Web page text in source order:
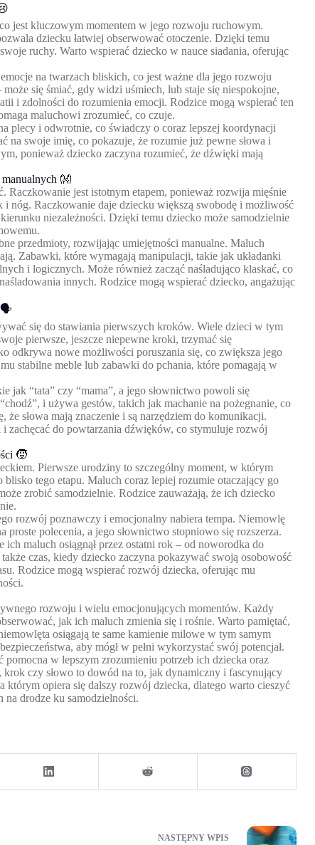
jest kluczowym momentem w jego rozwoju ruchowym.
dziecku łatwiej obserwować otoczenie. Dzięki temu
ruchy. Warto wspierać dziecko w nauce siadania, oferując
na twarzach bliskich, co jest ważne dla jego rozwoju
się śmiać, gdy widzi uśmiech, lub staje się niespokojne,
i zdolności do rozumienia emocji. Rodzice mogą wspierać ten
maluchowi zrozumieć, co czuje.
plecy i odwrotnie, co świadczy o coraz lepszej koordynacji
swoje imię, co pokazuje, że rozumie już pewne słowa i
ponieważ dziecko zaczyna rozumieć, że dźwięki mają
👐
Raczkowanie jest istotnym etapem, ponieważ rozwija mięśnie
i nóg. Raczkowanie daje dziecku większą swobodę i możliwość
niezależności. Dzięki temu dziecko może samodzielnie
przedmioty, rozwijając umiejętności manualne. Maluch
Zabawki, które wymagają manipulacji, takie jak układanki
i logicznych. Może również zacząć naśladująco klaskać, co
innych. Rodzice mogą wspierać dziecko, angażując
🗣️
się do stawiania pierwszych kroków. Wiele dzieci w tym
pierwsze, jeszcze niepewne kroki, trzymać się
odkrywa nowe możliwości poruszania się, co zwiększa jego
stabilne meble lub zabawki do pchania, które pomagają w
jak “tata” czy “mama”, a jego słownictwo powoli się
i używa gestów, takich jak machanie na pożegnanie, co
że słowa mają znaczenie i są narzędziem do komunikacji.
zachęcać do powtarzania dźwięków, co stymuluje rozwój
🧒
Pierwsze urodziny to szczególny moment, w którym
tego etapu. Maluch coraz lepiej rozumie otaczający go
zrobić samodzielnie. Rodzice zauważają, że ich dziecko
rozwój poznawczy i emocjonalny nabiera tempa. Niemowlę
polecenia, a jego słownictwo stopniowo się rozszerza.
maluch osiągnął przez ostatni rok – od noworodka do
czas, kiedy dziecko zaczyna pokazywać swoją osobowość
Rodzice mogą wspierać rozwój dziecka, oferując mu
rozwoju i wielu emocjonujących momentów. Każdy
jak ich maluch zmienia się i rośnie. Warto pamiętać,
osiągają te same kamienie milowe w tym samym
aby mógł w pełni wykorzystać swój potencjał.
w lepszym zrozumieniu potrzeb ich dziecka oraz
czy słowo to dowód na to, jak dynamiczny i fascynujący
którym opiera się dalszy rozwój dziecka, dlatego warto cieszyć
drodze ku samodzielności.
NASTĘPNY WPIS